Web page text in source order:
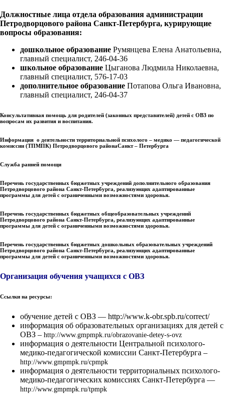
Должностные лица отдела образования администрации
Петродворцового района Санкт-Петербурга, курирующие
вопросы образования:
дошкольное образование Румянцева Елена Анатольевна,
главный специалист, 246-04-36
школьное образование Цыганова Людмила Николаевна,
главный специалист, 576-17-03
дополнительное образование Потапова Ольга Ивановна,
главный специалист, 246-04-37
Консультативная помощь для родителей (законных представителей) детей с ОВЗ по
вопросам их развития и воспитания.
Информация о деятельности территориальной психолого – медико — педагогической
комиссии (ТПМПК) Петродворцового районаСанкт – Петербурга
Служба ранней помощи
Перечень государственных бюджетных учреждений дополнительного образования
Петродворцового района Санкт-Петербурга, реализующих адаптированные
программы для детей с ограниченными возможностями здоровья.
Перечень государственных бюджетных общеобразовательных учреждений
Петродворцового района Санкт-Петербурга, реализующих адаптированные
программы для детей с ограниченными возможностями здоровья.
Перечень государственных бюджетных дошкольных образовательных учреждений
Петродворцового района Санкт-Петербурга, реализующих адаптированные
программы для детей с ограниченными возможностями здоровья.
Организация обучения учащихся с ОВЗ
Ссылки на ресурсы:
обучение детей с ОВЗ — http://www.k-obr.spb.ru/correct/
информация об образовательных организациях для детей с
ОВЗ – http://www.gmpmpk.ru/obrazovanie-detey-s-ovz
информация о деятельности Центральной психолого-
медико-педагогической комиссии Санкт-Петербурга –
http://www.gmpmpk.ru/cpmpk
информация о деятельности территориальных психолого-
медико-педагогических комиссиях Санкт-Петербурга —
http://www.gmpmpk.ru/tpmpk